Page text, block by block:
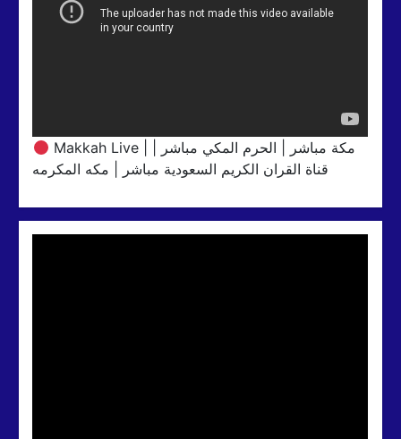
Makkah Live | مكة مباشر | الحرم المكي مباشر |
قناة القران الكريم السعودية مباشر | مكه المكرمه